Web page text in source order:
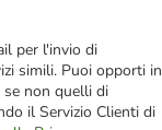
per l'invio di
simili. Puoi opporti in
se non quelli di
il Servizio Clienti di